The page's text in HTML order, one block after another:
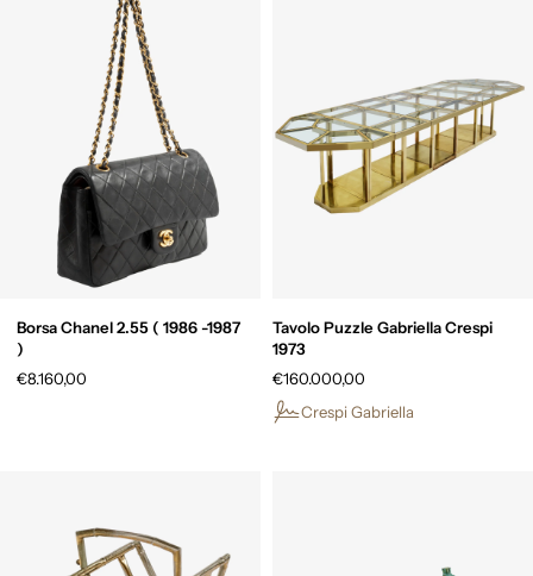
Borsa Chanel 2.55 ( 1986 -1987
)
€8.160,00
Tavolo Puzzle Gabriella Crespi
1973
€160.000,00
Crespi Gabriella